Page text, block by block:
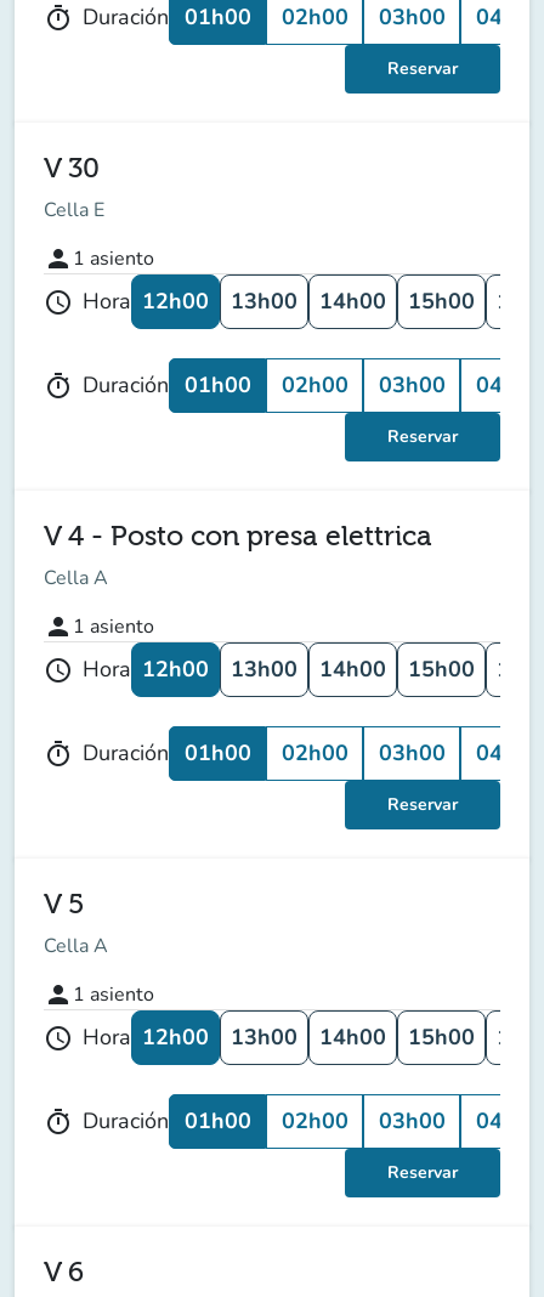
timer Duración 01h00 02h00 03h00 04h00
Reservar
V 30
Cella E
person 1 asiento
schedule Hora 12h00 13h00 14h00 15h00
timer Duración 01h00 02h00 03h00 04h00
Reservar
V 4 - Posto con presa elettrica
Cella A
person 1 asiento
schedule Hora 12h00 13h00 14h00 15h00
timer Duración 01h00 02h00 03h00 04h00
Reservar
V 5
Cella A
person 1 asiento
schedule Hora 12h00 13h00 14h00 15h00
timer Duración 01h00 02h00 03h00 04h00
Reservar
V 6